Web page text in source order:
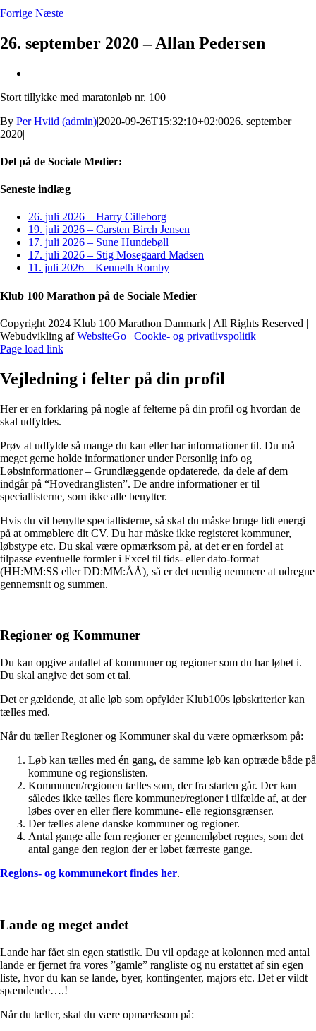
Forrige Næste
26. september 2020 – Allan Pedersen
billede
Stort tillykke med maratonløb nr. 100
By Per Hviid (admin)|2020-09-26T15:32:10+02:0026. september
2020|
Del på de Sociale Medier:
Facebook
X
LinkedIn
Pinterest
E-
Seneste indlæg
26. juli 2026 – Harry Cilleborg
19. juli 2026 – Carsten Birch Jensen
17. juli 2026 – Sune Hundebøll
17. juli 2026 – Stig Mosegaard Madsen
11. juli 2026 – Kenneth Romby
Klub 100 Marathon på de Sociale Medier
Copyright 2024 Klub 100 Marathon Danmark | All Rights Reserved |
Webudvikling afWebsiteGo | Cookie- og privatlivspolitik
Page load link
Vejledning i felter på din profil
Her er en forklaring på nogle af felterne på din profil og hvordan de
skal udfyldes.
Prøv at udfylde så mange du kan eller har informationer til. Du må
meget gerne holde informationer under Personlig info og
Løbsinformationer – Grundlæggende opdaterede, da dele af dem
indgår på “Hovedranglisten”. De andre informationer er til
speciallisterne, som ikke alle benytter.
Hvis du vil benytte speciallisterne, så skal du måske bruge lidt energi
på at ommøblere dit CV. Du har måske ikke registeret kommuner,
løbstype etc. Du skal være opmærksom på, at det er en fordel at
tilpasse eventuelle formler i Excel til tids- eller dato-format
(HH:MM:SS eller DD:MM:ÅÅ), så er det nemlig nemmere at udregne
gennemsnit og summen.
Regioner og Kommuner
Du kan opgive antallet af kommuner og regioner som du har løbet i.
Du skal angive det som et tal.
Det er gældende, at alle løb som opfylder Klub100s løbskriterier kan
tælles med.
Når du tæller Regioner og Kommuner skal du være opmærksom på:
Løb kan tælles med én gang, de samme løb kan optræde både på
kommune og regionslisten.
Kommunen/regionen tælles som, der fra starten går. Der kan
således ikke tælles flere kommuner/regioner i tilfælde af, at der
løbes over en eller flere kommune- elle regionsgrænser.
Der tælles alene danske kommuner og regioner.
Antal gange alle fem regioner er gennemløbet regnes, som det
antal gange den region der er løbet færreste gange.
Regions- og kommunekort findes her.
Lande og meget andet
Lande har fået sin egen statistik. Du vil opdage at kolonnen med antal
lande er fjernet fra vores ”gamle” rangliste og nu erstattet af sin egen
liste, hvor du kan se lande, byer, kontingenter, majors etc. Det er vildt
spændende….!
Når du tæller, skal du være opmærksom på: